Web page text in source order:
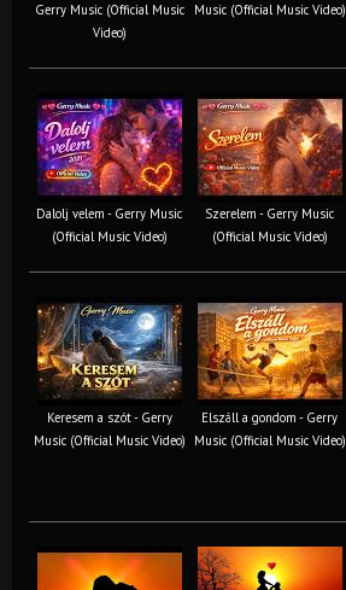
Gerry Music (Official Music
Video)
Music (Official Music Video)
Dalolj velem - Gerry Music
(Official Music Video)
Szerelem - Gerry Music
(Official Music Video)
Keresem a szót - Gerry
Music (Official Music Video)
Elszáll a gondom - Gerry
Music (Official Music Video)